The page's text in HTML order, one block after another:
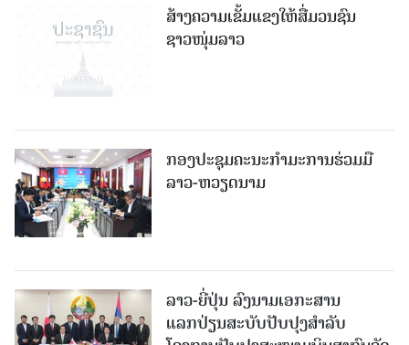
ສ້າງຄວາມເຂັ້ມແຂງໃຫ້ສື່ມວນຊົນ
ຊາວໜຸ່ມລາວ
ກອງປະຊຸມຄະນະກຳມະການຮ່ວມມື
ລາວ-ຫວຽດນາມ
ລາວ-ຍີ່ປຸ່ນ ລົງນາມເອກະສານ
ແລກປ່ຽນສະບັບປັບປຸງສໍາລັບ